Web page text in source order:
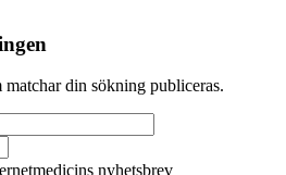
din sökning publiceras.
nyhetsbrev